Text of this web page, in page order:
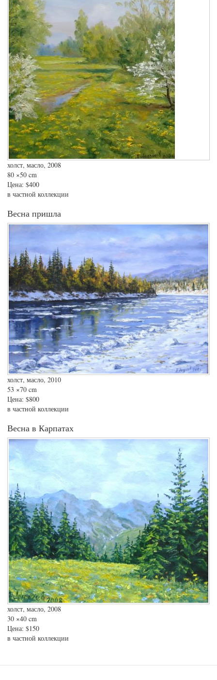
холст, масло, 2008
80 ×50 cm
Цена: $400
в частной коллекции
Весна пришла
холст, масло, 2010
53 ×70 cm
Цена: $800
в частной коллекции
Весна в Карпатах
холст, масло, 2008
30 ×40 cm
Цена: $150
в частной коллекции